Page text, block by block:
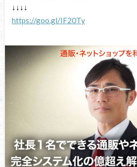
↓↓↓↓
https://goo.gl/IF20Ty